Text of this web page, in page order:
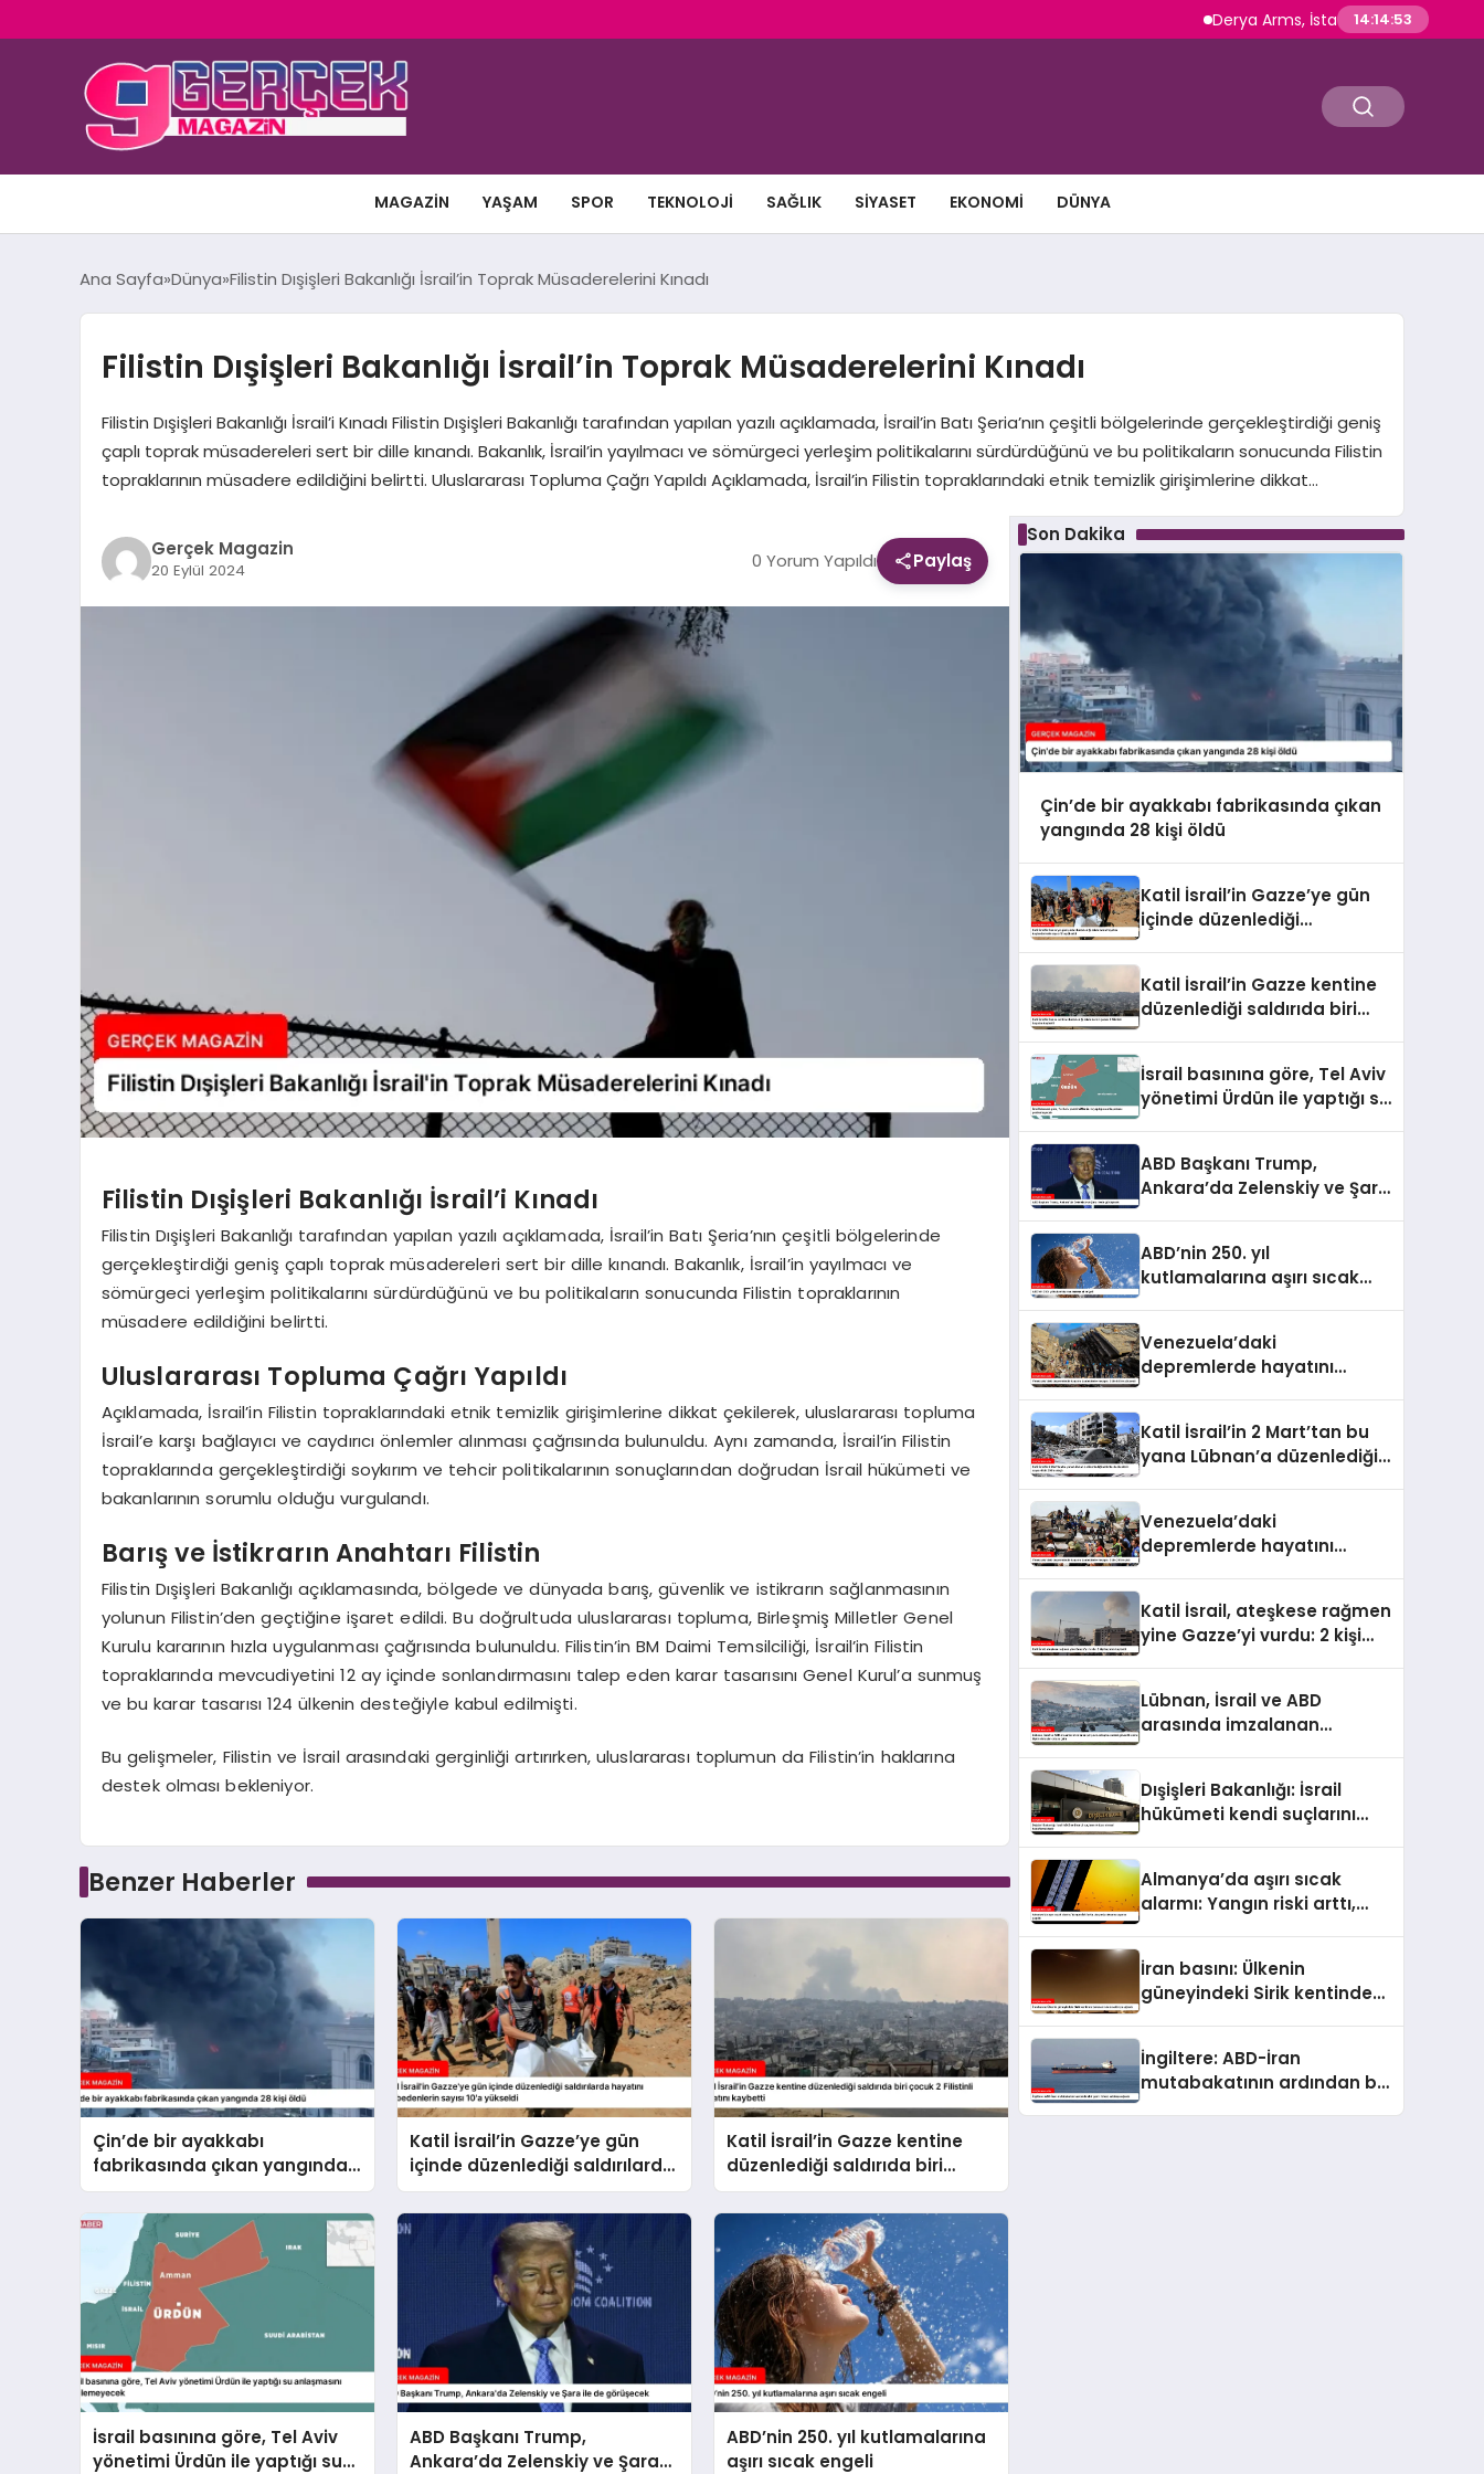
Derya Arms, İstanbul Prohunt
14:14:53
MAGAZIN YAŞAM SPOR TEKNOLOJI SAĞLIK SIYASET EKONOMI DÜNYA
Ana Sayfa Dünya Filistin Dışişleri Bakanlığı İsrail’in Toprak Müsaderelerini Kınadı
Filistin Dışişleri Bakanlığı İsrail’in Toprak Müsaderelerini Kınadı
Filistin Dışişleri Bakanlığı İsrail’i Kınadı Filistin Dışişleri Bakanlığı tarafından yapılan yazılı açıklamada, İsrail’in Batı Şeria’nın çeşitli bölgelerinde gerçekleştirdiği geniş
çaplı toprak müsadereleri sert bir dille kınandı. Bakanlık, İsrail’in yayılmacı ve sömürgeci yerleşim politikalarını sürdürdüğünü ve bu politikaların sonucunda Filistin
topraklarının müsadere edildiğini belirtti. Uluslararası Topluma Çağrı Yapıldı Açıklamada, İsrail’in Filistin topraklarındaki etnik temizlik girişimlerine dikkat…
Gerçek Magazin
20 Eylül 2024 0 Yorum Yapıldı Paylaş
Filistin Dışişleri Bakanlığı İsrail’i Kınadı
Filistin Dışişleri Bakanlığı tarafından yapılan yazılı açıklamada, İsrail’in Batı Şeria’nın çeşitli bölgelerinde
gerçekleştirdiği geniş çaplı toprak müsadereleri sert bir dille kınandı. Bakanlık, İsrail’in yayılmacı ve
sömürgeci yerleşim politikalarını sürdürdüğünü ve bu politikaların sonucunda Filistin topraklarının
müsadere edildiğini belirtti.
Uluslararası Topluma Çağrı Yapıldı
Açıklamada, İsrail’in Filistin topraklarındaki etnik temizlik girişimlerine dikkat çekilerek, uluslararası topluma
İsrail’e karşı bağlayıcı ve caydırıcı önlemler alınması çağrısında bulunuldu. Aynı zamanda, İsrail’in Filistin
topraklarında gerçekleştirdiği soykırım ve tehcir politikalarının sonuçlarından doğrudan İsrail hükümeti ve
bakanlarının sorumlu olduğu vurgulandı.
Barış ve İstikrarın Anahtarı Filistin
Filistin Dışişleri Bakanlığı açıklamasında, bölgede ve dünyada barış, güvenlik ve istikrarın sağlanmasının
yolunun Filistin’den geçtiğine işaret edildi. Bu doğrultuda uluslararası topluma, Birleşmiş Milletler Genel
Kurulu kararının hızla uygulanması çağrısında bulunuldu. Filistin’in BM Daimi Temsilciliği, İsrail’in Filistin
topraklarında mevcudiyetini 12 ay içinde sonlandırmasını talep eden karar tasarısını Genel Kurul’a sunmuş
ve bu karar tasarısı 124 ülkenin desteğiyle kabul edilmişti.
Bu gelişmeler, Filistin ve İsrail arasındaki gerginliği artırırken, uluslararası toplumun da Filistin’in haklarına
destek olması bekleniyor.
Benzer Haberler
Çin’de bir ayakkabı
fabrikasında çıkan yangında
28 kişi öldü
Katil İsrail’in Gazze’ye gün
içinde düzenlediği saldırılarda
hayatını kaybedenlerin sayısı
10’a yükseldi
Katil İsrail’in Gazze kentine
düzenlediği saldırıda biri
çocuk 2 Filistinli hayatını
kaybetti
İsrail basınına göre, Tel Aviv
yönetimi Ürdün ile yaptığı su
ABD Başkanı Trump,
Ankara’da Zelenskiy ve Şara
ABD’nin 250. yıl kutlamalarına
aşırı sıcak engeli
Son Dakika
Çin’de bir ayakkabı fabrikasında çıkan
yangında 28 kişi öldü
Katil İsrail’in Gazze’ye gün
içinde düzenlediği
yükseldi
Katil İsrail’in Gazze kentine
düzenlediği saldırıda biri
İsrail basınına göre, Tel Aviv
yönetimi Ürdün ile yaptığı su
ABD Başkanı Trump,
Ankara’da Zelenskiy ve Şara
ABD’nin 250. yıl
kutlamalarına aşırı sıcak
Venezuela’daki
depremlerde hayatını
Katil İsrail’in 2 Mart’tan bu
yana Lübnan’a düzenlediği
Venezuela’daki
depremlerde hayatını
Katil İsrail, ateşkese rağmen
yine Gazze’yi vurdu: 2 kişi
Lübnan, İsrail ve ABD
arasında imzalanan
detaylar ortaya çıktı
Dışişleri Bakanlığı: İsrail
hükümeti kendi suçlarını
Almanya’da aşırı sıcak
alarmı: Yangın riski arttı,
İran basını: Ülkenin
güneyindeki Sirik kentinde
İngiltere: ABD-İran
mutabakatının ardından bir